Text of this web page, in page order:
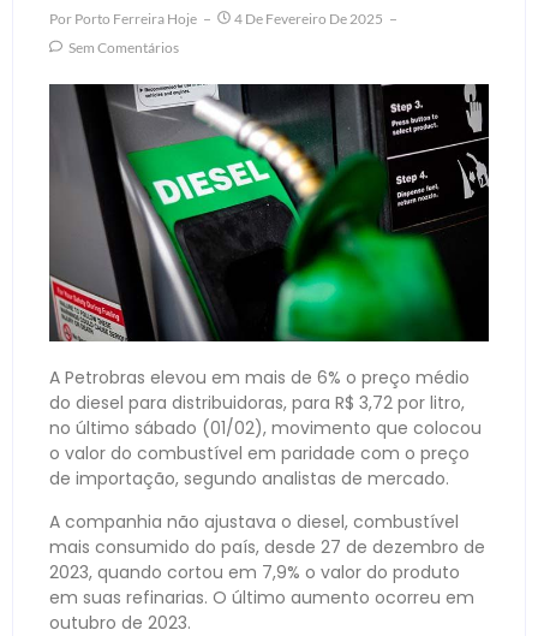
Por Porto Ferreira Hoje
4 De Fevereiro De 2025
Sem Comentários
A Petrobras elevou em mais de 6% o preço médio
do diesel para distribuidoras, para R$ 3,72 por litro,
no último sábado (01/02), movimento que colocou
o valor do combustível em paridade com o preço
de importação, segundo analistas de mercado.
A companhia não ajustava o diesel, combustível
mais consumido do país, desde 27 de dezembro de
2023, quando cortou em 7,9% o valor do produto
em suas refinarias. O último aumento ocorreu em
outubro de 2023.